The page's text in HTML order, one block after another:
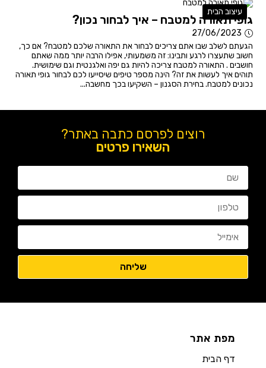
עיצוב הבית
גופי תאורה למטבח – איך לבחור נכון?
27/06/2023
הגעתם לשלב שבו אתם צריכים לבחור את התאורה שלכם למטבח? אם כך,
חשוב שתעצרו לרגע ותבינו: זה משמעותי, אפילו הרבה יותר ממה שאתם
חושבים . התאורה למטבח צריכה להיות גם יפה ואלגנטית וגם שימושית.
תוהים איך לעשות את זה? הינה מספר טיפים שיסייעו לכם לבחור גופי תאורה
נכונים למטבח. בחירת הסגנון – השקיעו בכך מחשבה...
רוצים לפרסם כתבה באתר?
השאירו פרטים
מפת אתר
דף הבית